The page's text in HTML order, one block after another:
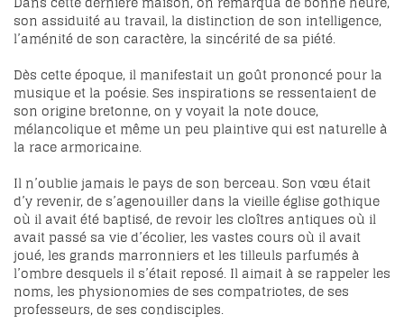
son assiduité au travail, la distinction de son intelligence,
l’aménité de son caractère, la sincérité de sa piété.
Dès cette époque, il manifestait un goût prononcé pour la
musique et la poésie. Ses inspirations se ressentaient de
son origine bretonne, on y voyait la note douce,
mélancolique et même un peu plaintive qui est naturelle à
la race armoricaine.
Il n’oublie jamais le pays de son berceau. Son vœu était
d’y revenir, de s’agenouiller dans la vieille église gothique
où il avait été baptisé, de revoir les cloîtres antiques où il
avait passé sa vie d’écolier, les vastes cours où il avait
joué, les grands marronniers et les tilleuls parfumés à
l’ombre desquels il s’était reposé. Il aimait à se rappeler les
noms, les physionomies de ses compatriotes, de ses
professeurs, de ses condisciples.